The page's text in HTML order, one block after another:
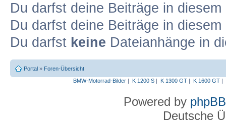
Du darfst deine Beiträge in
Du darfst deine Beiträge in
Du darfst keine Dateianhänge in
Portal » Foren-Übersicht
BMW-Motorrad-Bilder| K 1200 S| K 1300 GT| K 1600 GT|
Powered by phpBB
Deutsche